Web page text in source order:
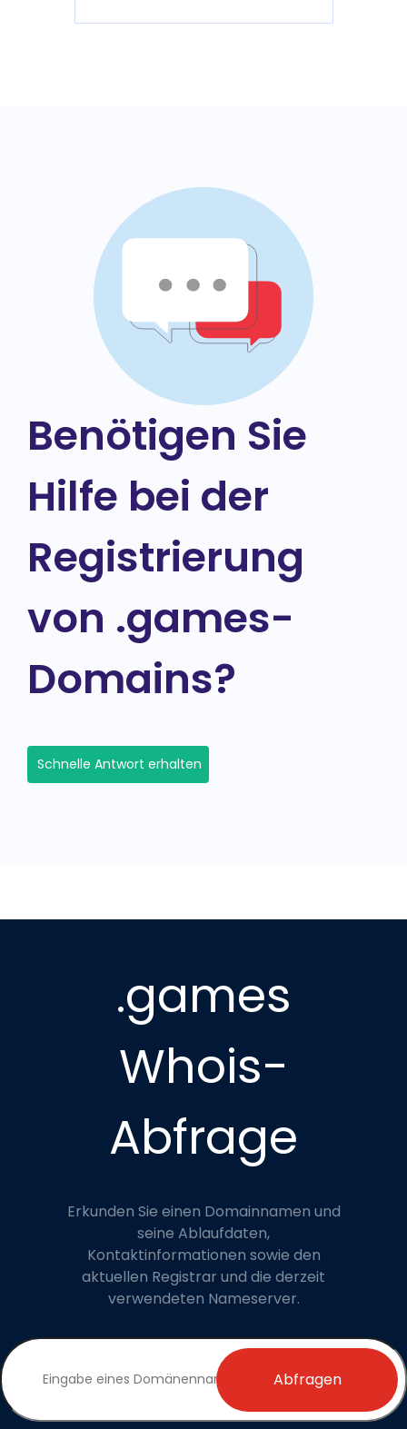
Benötigen Sie
Hilfe bei der
Registrierung
von .games-
Domains?
Schnelle Antwort erhalten
.games
Whois-
Abfrage
Erkunden Sie einen Domainnamen und
seine Ablaufdaten,
Kontaktinformationen sowie den
aktuellen Registrar und die derzeit
verwendeten Nameserver.
Abfragen